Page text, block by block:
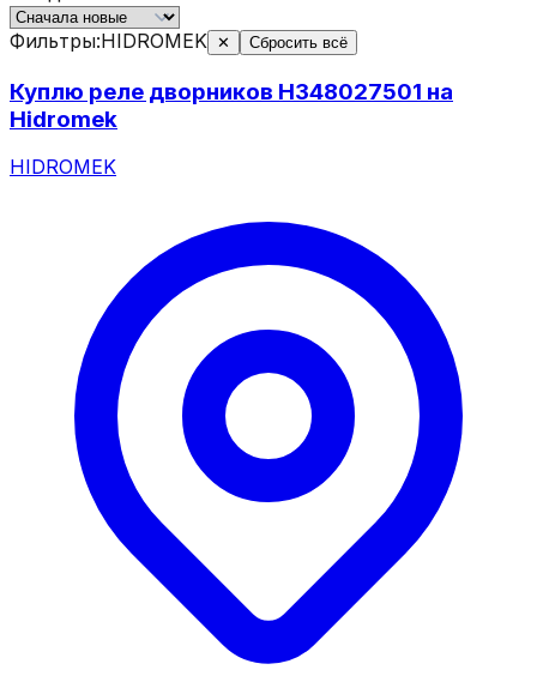
Фильтры:HIDROMEK ✕ Сбросить всё
Куплю реле дворников H348027501 на
Hidromek
HIDROMEK